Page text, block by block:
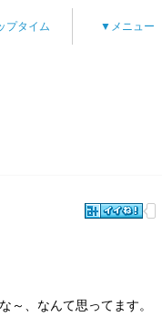
プタイム ▼メニュー
～、なんて思ってます。